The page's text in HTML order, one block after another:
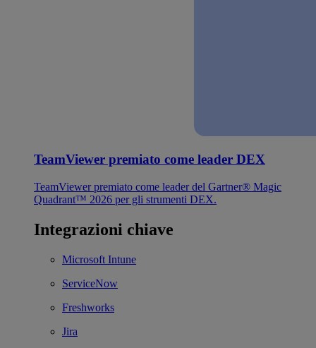
TeamViewer premiato come leader DEX
TeamViewer premiato come leader del Gartner® Magic
Quadrant™ 2026 per gli strumenti DEX.
Integrazioni chiave
Microsoft Intune
ServiceNow
Freshworks
Jira